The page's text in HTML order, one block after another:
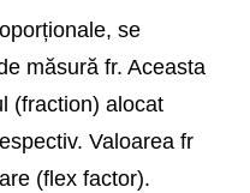
se
măsură fr. Aceasta
(fraction) alocat
Valoarea fr
(flex factor).